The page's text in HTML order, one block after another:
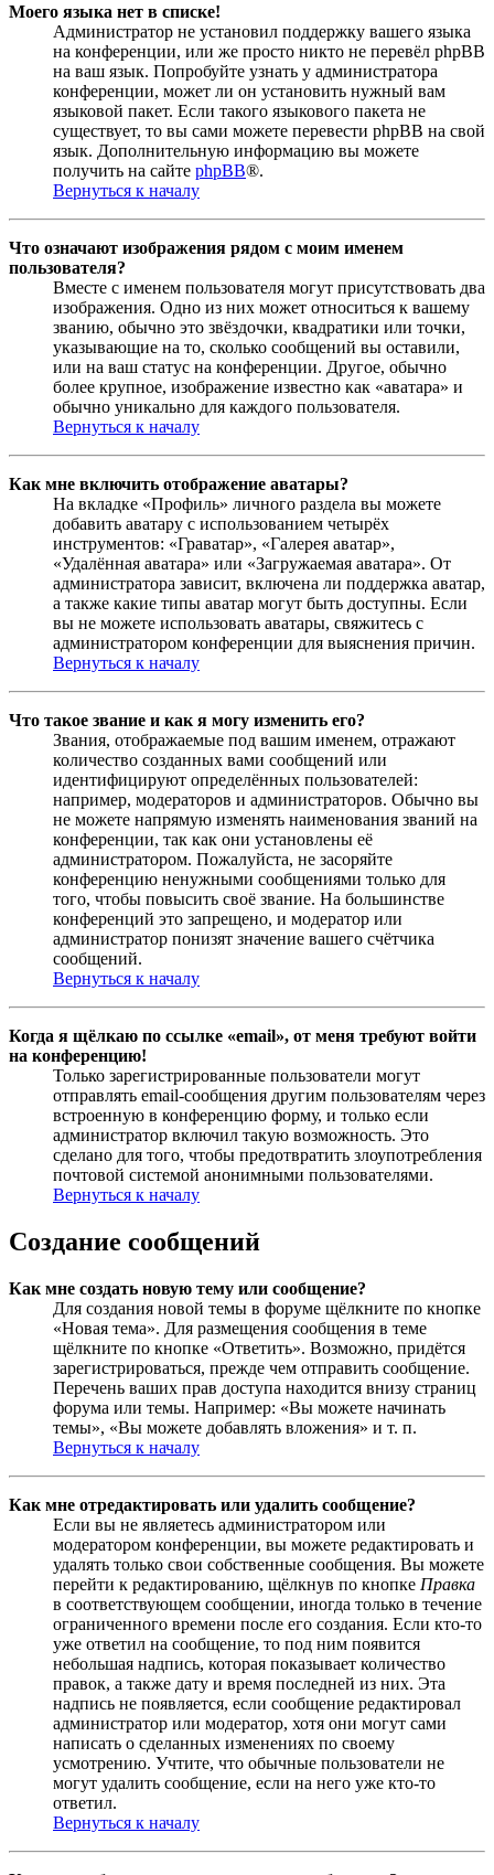
Моего языка нет в списке!
Администратор не установил поддержку вашего языка
на конференции, или же просто никто не перевёл phpBB
на ваш язык. Попробуйте узнать у администратора
конференции, может ли он установить нужный вам
языковой пакет. Если такого языкового пакета не
существует, то вы сами можете перевести phpBB на свой
язык. Дополнительную информацию вы можете
получить на сайте phpBB®.
Вернуться к началу
Что означают изображения рядом с моим именем
пользователя?
Вместе с именем пользователя могут присутствовать два
изображения. Одно из них может относиться к вашему
званию, обычно это звёздочки, квадратики или точки,
указывающие на то, сколько сообщений вы оставили,
или на ваш статус на конференции. Другое, обычно
более крупное, изображение известно как «аватара» и
обычно уникально для каждого пользователя.
Вернуться к началу
Как мне включить отображение аватары?
На вкладке «Профиль» личного раздела вы можете
добавить аватару с использованием четырёх
инструментов: «Граватар», «Галерея аватар»,
«Удалённая аватара» или «Загружаемая аватара». От
администратора зависит, включена ли поддержка аватар,
а также какие типы аватар могут быть доступны. Если
вы не можете использовать аватары, свяжитесь с
администратором конференции для выяснения причин.
Вернуться к началу
Что такое звание и как я могу изменить его?
Звания, отображаемые под вашим именем, отражают
количество созданных вами сообщений или
идентифицируют определённых пользователей:
например, модераторов и администраторов. Обычно вы
не можете напрямую изменять наименования званий на
конференции, так как они установлены её
администратором. Пожалуйста, не засоряйте
конференцию ненужными сообщениями только для
того, чтобы повысить своё звание. На большинстве
конференций это запрещено, и модератор или
администратор понизят значение вашего счётчика
сообщений.
Вернуться к началу
Когда я щёлкаю по ссылке «email», от меня требуют войти
на конференцию!
Только зарегистрированные пользователи могут
отправлять email-сообщения другим пользователям через
встроенную в конференцию форму, и только если
администратор включил такую возможность. Это
сделано для того, чтобы предотвратить злоупотребления
почтовой системой анонимными пользователями.
Вернуться к началу
Создание сообщений
Как мне создать новую тему или сообщение?
Для создания новой темы в форуме щёлкните по кнопке
«Новая тема». Для размещения сообщения в теме
щёлкните по кнопке «Ответить». Возможно, придётся
зарегистрироваться, прежде чем отправить сообщение.
Перечень ваших прав доступа находится внизу страниц
форума или темы. Например: «Вы можете начинать
темы», «Вы можете добавлять вложения» и т. п.
Вернуться к началу
Как мне отредактировать или удалить сообщение?
Если вы не являетесь администратором или
модератором конференции, вы можете редактировать и
удалять только свои собственные сообщения. Вы можете
перейти к редактированию, щёлкнув по кнопке Правка
в соответствующем сообщении, иногда только в течение
ограниченного времени после его создания. Если кто-то
уже ответил на сообщение, то под ним появится
небольшая надпись, которая показывает количество
правок, а также дату и время последней из них. Эта
надпись не появляется, если сообщение редактировал
администратор или модератор, хотя они могут сами
написать о сделанных изменениях по своему
усмотрению. Учтите, что обычные пользователи не
могут удалить сообщение, если на него уже кто-то
ответил.
Вернуться к началу